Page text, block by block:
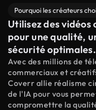
Pourquoi les créateurs
Utilisez des vidéos
pour une qualité,
sécurité optimales.
Avec des millions de
commerciaux et
Coverr allie réalisme
de l'IA pour vous
compromettre la